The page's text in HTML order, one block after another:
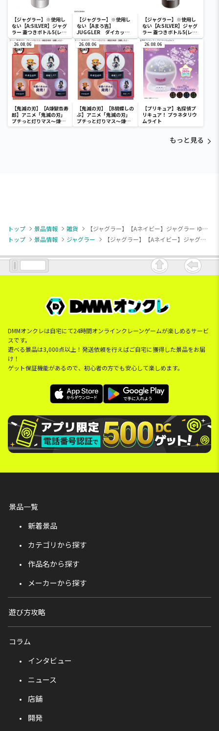
【ジャグラー】※使用し
ない【A:SILVER】ジャグ
ラー 蓋つきボトル5(レイ
ンボー)
【ジャグラー】※使用し
ない【Aまろ吉】
JUGGLER ダイカット
マットvol.4
【ジャグラー】※使用し
ない【A:SILVER】ジャグ
ラー 蓋つきボトル5(レイ
ンボー)
26.08.06
【鬼滅の刃】【A煉獄杏寿
郎】アニメ「鬼滅の刃」
プチっと灯りマス～煉獄
杏寿郎・胡蝶しのぶ～
26.08.06
【鬼滅の刃】【B胡蝶しの
ぶ】アニメ「鬼滅の刃」
プチっと灯りマス～煉獄
杏寿郎・胡蝶しのぶ～
26.08.06
【プリキュア】名探偵プ
リキュア！ プラネタリウ
ムライト
もっと見る
トップ 景品情報 雑貨
【ジャグラー】【Aネイビー】ジャグラー ゆらゆらソーラースウィング 2（蓄光）
トップ
景品情報 ジャグラー 【ジャグラー】【Aネイビー】ジャグラー ゆらゆらソーラースウィング 2（蓄光）
DMMオンクレは自宅にて24時間オンラインクレーンゲームが楽しめるサービ
スです。
遊べる景品は3,000点以上！発送依頼を行えばご自宅に獲得した景品をお届
け！
ゲット保証機能があるので、初心者の方でも安心して楽しめます。
景品一覧
新着景品
カテゴリから探す
作品名から探す
メーカーから探す
遊び方攻略
コラム
インタビュー
ニュース
店舗
開発